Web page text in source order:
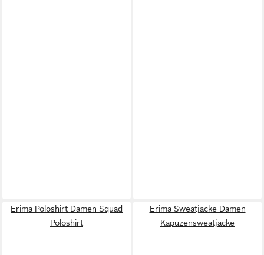
Erima Poloshirt Damen Squad
Poloshirt
Erima Sweatjacke Damen
Kapuzensweatjacke